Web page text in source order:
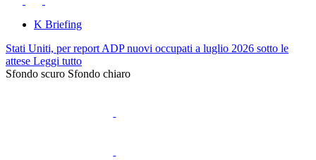
K Briefing
Stati Uniti, per report ADP nuovi occupati a luglio 2026 sotto le
attese Leggi tutto
Sfondo scuro Sfondo chiaro